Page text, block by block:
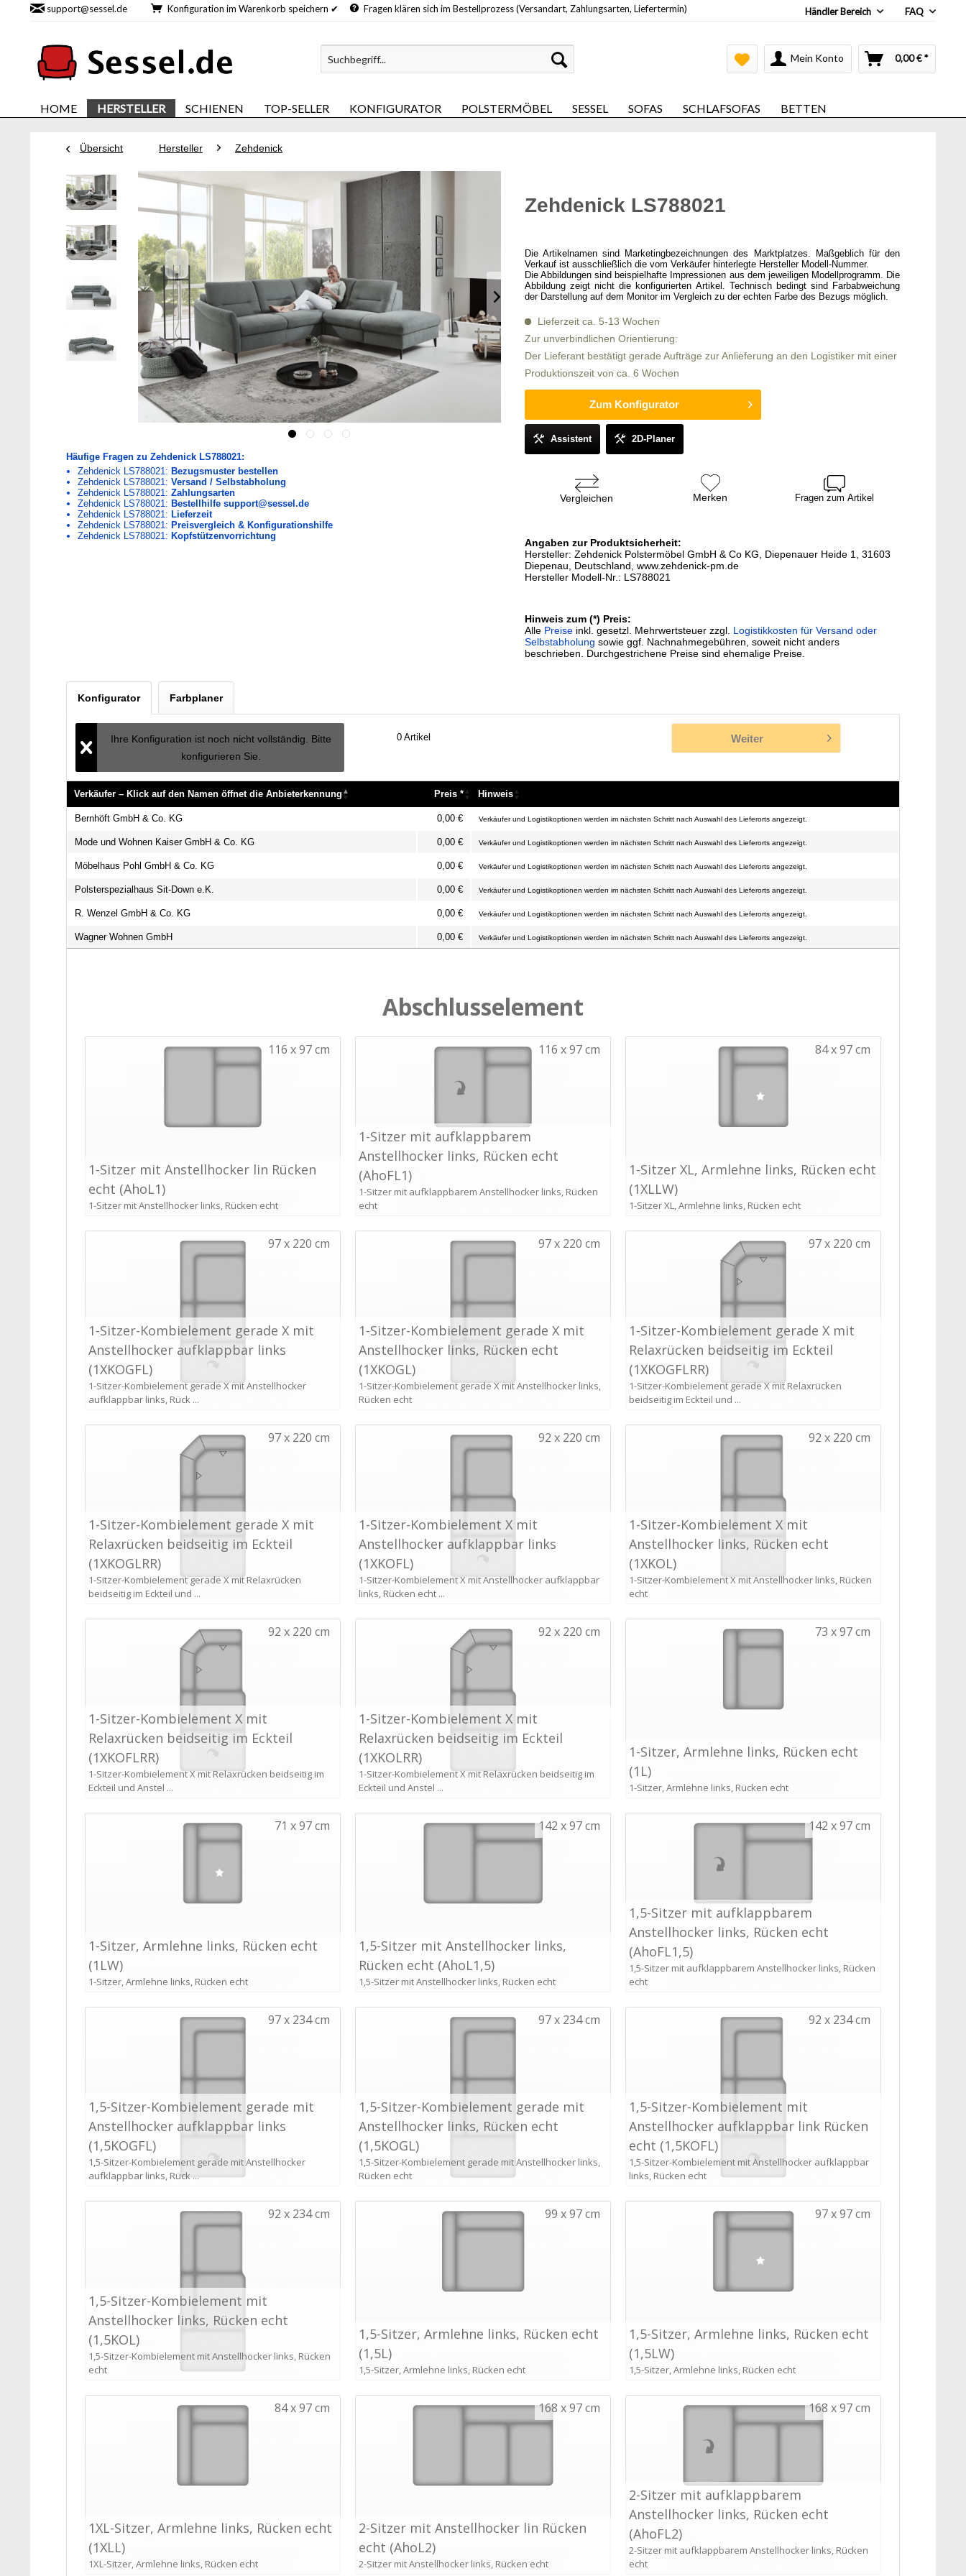
support@sessel.de Konfiguration im Warenkorb speichern ✔ Fragen klären sich im Bestellprozess (Versandart, Zahlungsarten, Liefertermin) Händler Bereich FAQ
Mein Konto 0,00 € *
HOME HERSTELLER SCHIENEN TOP-SELLER KONFIGURATOR POLSTERMÖBEL SESSEL SOFAS SCHLAFSOFAS BETTEN
Übersicht Hersteller Zehdenick
Häufige Fragen zu Zehdenick LS788021:
Zehdenick LS788021: Bezugsmuster bestellen
Zehdenick LS788021: Versand / Selbstabholung
Zehdenick LS788021: Zahlungsarten
Zehdenick LS788021: Bestellhilfe support@sessel.de
Zehdenick LS788021: Lieferzeit
Zehdenick LS788021: Preisvergleich & Konfigurationshilfe
Zehdenick LS788021: Kopfstützenvorrichtung
Zehdenick LS788021
Die Artikelnamen sind Marketingbezeichnungen des Marktplatzes. Maßgeblich für den
Verkauf ist ausschließlich die vom Verkäufer hinterlegte Hersteller Modell-Nummer.
Die Abbildungen sind beispielhafte Impressionen aus dem jeweiligen Modellprogramm. Die
Abbildung zeigt nicht die konfigurierten Artikel. Technisch bedingt sind Farbabweichung
der Darstellung auf dem Monitor im Vergleich zu der echten Farbe des Bezugs möglich.
Lieferzeit ca. 5-13 Wochen
Zur unverbindlichen Orientierung:
Der Lieferant bestätigt gerade Aufträge zur Anlieferung an den Logistiker mit einer
Produktionszeit von ca. 6 Wochen
Zum Konfigurator
Assistent 2D-Planer
Vergleichen Merken Fragen zum Artikel
Angaben zur Produktsicherheit:
Hersteller: Zehdenick Polstermöbel GmbH & Co KG, Diepenauer Heide 1, 31603
Diepenau, Deutschland, www.zehdenick-pm.de
Hersteller Modell-Nr.: LS788021
Hinweis zum (*) Preis:
Alle Preiseinkl. gesetzl. Mehrwertsteuer zzgl. Logistikkosten für Versand oder
Selbstabholung sowie ggf. Nachnahmegebühren, soweit nicht anders
beschrieben. Durchgestrichene Preise sind ehemalige Preise.
Konfigurator Farbplaner
Ihre Konfiguration ist noch nicht vollständig. Bitte
konfigurieren Sie.
0 Artikel Weiter
Verkäufer – Klick auf den Namen öffnet die Anbieterkennung Preis *
Hinweis
Verkäufer – Klick auf den Namen öffnet die Anbieterkennung
Preis *
Bernhöft GmbH & Co. KG 0,00 € Verkäufer und Logistikoptionen werden im nächsten Schritt nach Auswahl des Lieferorts angezeigt.
Mode und Wohnen Kaiser GmbH & Co. KG 0,00 € Verkäufer und Logistikoptionen werden im nächsten Schritt nach Auswahl des Lieferorts angezeigt.
Möbelhaus Pohl GmbH & Co. KG 0,00 € Verkäufer und Logistikoptionen werden im nächsten Schritt nach Auswahl des Lieferorts angezeigt.
Polsterspezialhaus Sit-Down e.K. 0,00 € Verkäufer und Logistikoptionen werden im nächsten Schritt nach Auswahl des Lieferorts angezeigt.
R. Wenzel GmbH & Co. KG 0,00 € Verkäufer und Logistikoptionen werden im nächsten Schritt nach Auswahl des Lieferorts angezeigt.
Wagner Wohnen GmbH 0,00 € Verkäufer und Logistikoptionen werden im nächsten Schritt nach Auswahl des Lieferorts angezeigt.